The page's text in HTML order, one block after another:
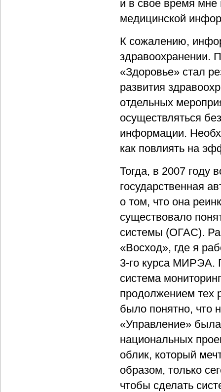
и в свое время мне
медицинской
К сожалению,
здравоохранении.
«Здоровье» стал
развития
отдельных
осуществляться
информации.
как повлиять на
Тогда, в 2007 году
государственная
о том, что она
существовало
системы (ОГАС).
«Восход», где я
3-го курса МИРЭА.
система
продолжением тех
было понятно, что
«Управление»
национальных
облик, который
образом, только
чтобы сделать